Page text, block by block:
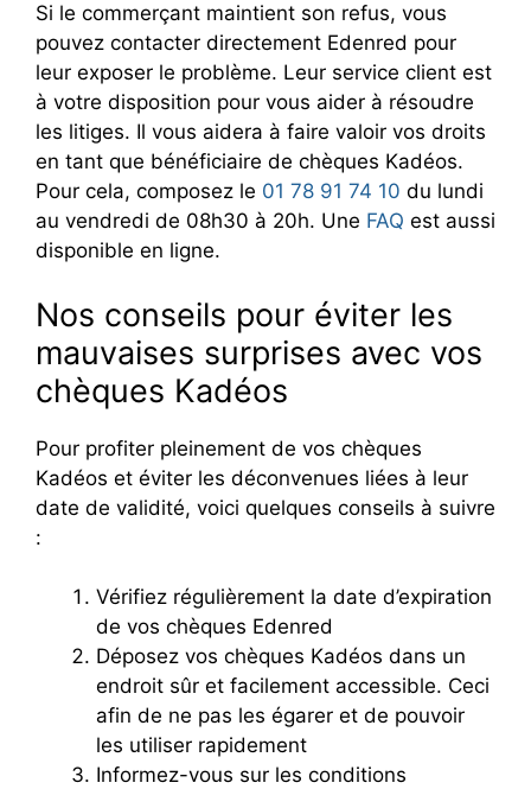
Si le commerçant maintient son refus, vous
pouvez contacter directement Edenred pour
leur exposer le problème. Leur service client est
à votre disposition pour vous aider à résoudre
les litiges. Il vous aidera à faire valoir vos droits
en tant que bénéficiaire de chèques Kadéos.
Pour cela, composez le 01 78 91 74 10 du lundi
au vendredi de 08h30 à 20h. Une FAQ est aussi
disponible en ligne.
Nos conseils pour éviter les
mauvaises surprises avec vos
chèques Kadéos
Pour profiter pleinement de vos chèques
Kadéos et éviter les déconvenues liées à leur
date de validité, voici quelques conseils à suivre
:
Vérifiez régulièrement la date d’expiration
de vos chèques Edenred
Déposez vos chèques Kadéos dans un
endroit sûr et facilement accessible. Ceci
afin de ne pas les égarer et de pouvoir
les utiliser rapidement
Informez-vous sur les conditions